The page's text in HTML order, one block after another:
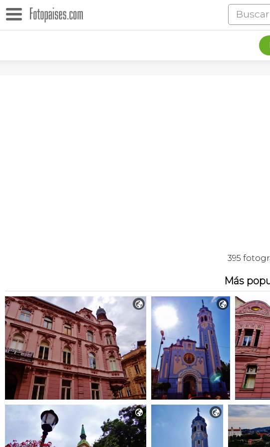
395
Más
 
 